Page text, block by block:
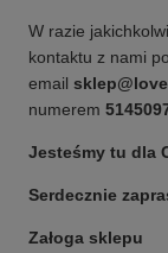
W razie
kontaktu z nami
email
numerem
Jesteśmy tu dla
Serdecznie
Załoga sklepu